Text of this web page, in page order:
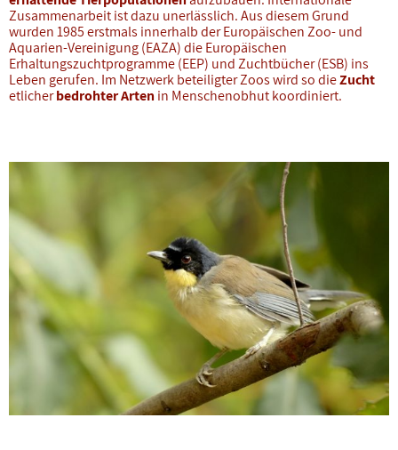
Zusammenarbeit ist dazu unerlässlich. Aus diesem Grund
wurden 1985 erstmals innerhalb der Europäischen Zoo- und
Aquarien-Vereinigung (EAZA) die Europäischen
Erhaltungszuchtprogramme (EEP) und Zuchtbücher (ESB) ins
Leben gerufen. Im Netzwerk beteiligter Zoos wird so dieZucht
etlicherbedrohter Artenin Menschenobhut koordiniert.